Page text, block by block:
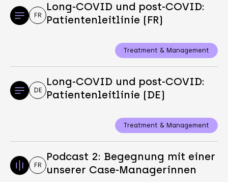
FR
Long-COVID und post-COVID:
Patientenleitlinie (FR)
Treatment & Management
DE
Long-COVID und post-COVID:
Patientenleitlinie (DE)
Treatment & Management
FR
Podcast 2: Begegnung mit einer
unserer Case-Managerinnen